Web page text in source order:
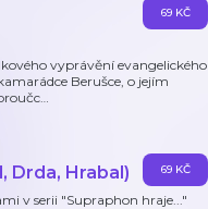
vyprávění evangelického
Berušce, o jejím
…
69 KČ
Drda, Hrabal)
v serii "Supraphon hraje..."
69 KČ